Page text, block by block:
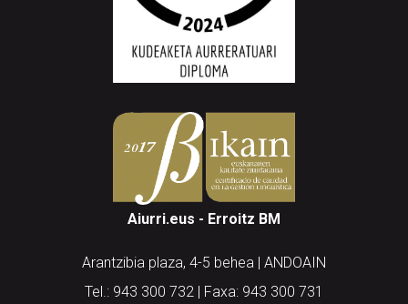
Aiurri.eus - Erroitz BM
Arantzibia plaza, 4-5 behea | ANDOAIN
Tel.: 943 300 732 | Faxa: 943 300 731